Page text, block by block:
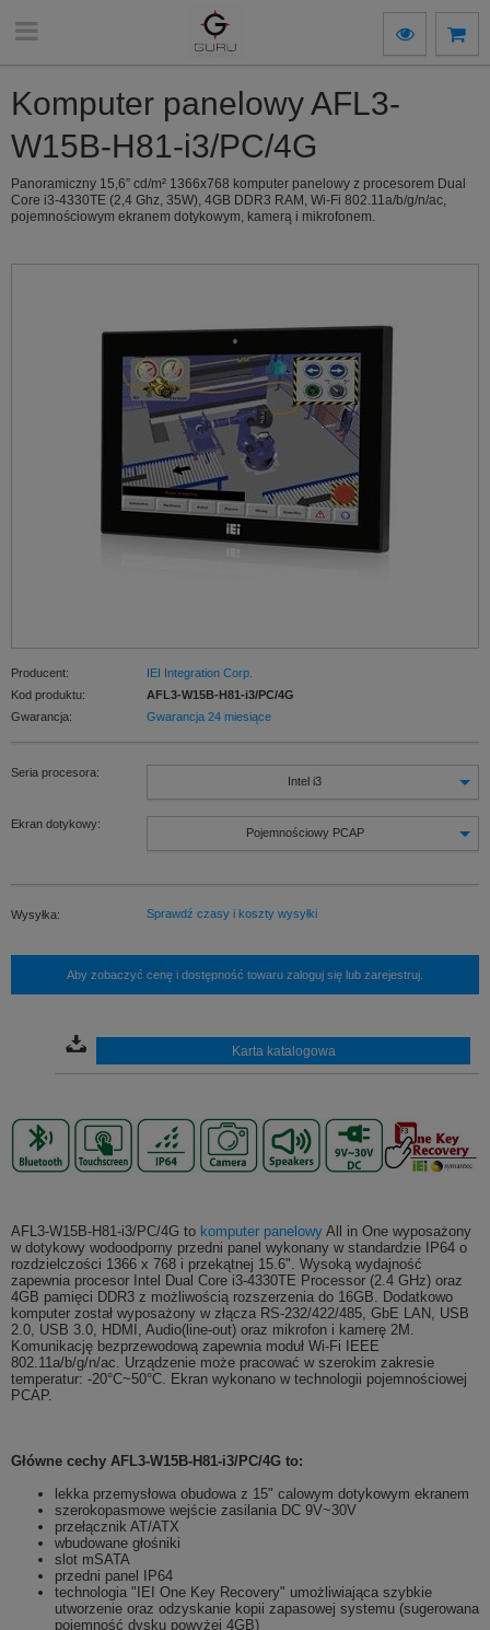
Komputer panelowy AFL3-
W15B-H81-i3/PC/4G
Panoramiczny 15,6” cd/m² 1366x768 komputer panelowy z procesorem Dual
Core i3-4330TE (2,4 Ghz, 35W), 4GB DDR3 RAM, Wi-Fi 802.11a/b/g/n/ac,
pojemnościowym ekranem dotykowym, kamerą i mikrofonem.
Producent:
IEI Integration Corp.
Kod produktu:
AFL3-W15B-H81-i3/PC/4G
Gwarancja:
Gwarancja 24 miesiące
Seria procesora:
Intel i3
Ekran dotykowy:
Pojemnościowy PCAP
Wysyłka: Sprawdź czasy i koszty wysyłki
Aby zobaczyć cenę i dostępność towaru zaloguj się lub zarejestruj.
Karta katalogowa
AFL3-W15B-H81-i3/PC/4G to komputer panelowy All in One wyposażony
w dotykowy wodoodporny przedni panel wykonany w standardzie IP64 o
rozdzielczości 1366 x 768 i przekątnej 15.6". Wysoką wydajność
zapewnia procesor Intel Dual Core i3-4330TE Processor (2.4 GHz) oraz
4GB pamięci DDR3 z możliwością rozszerzenia do 16GB. Dodatkowo
komputer został wyposażony w złącza RS-232/422/485, GbE LAN, USB
2.0, USB 3.0, HDMI, Audio(line-out) oraz mikrofon i kamerę 2M.
Komunikację bezprzewodową zapewnia moduł Wi-Fi IEEE
802.11a/b/g/n/ac. Urządzenie może pracować w szerokim zakresie
temperatur: -20°C~50°C. Ekran wykonano w technologii pojemnościowej
PCAP.
Główne cechy AFL3-W15B-H81-i3/PC/4G to:
lekka przemysłowa obudowa z 15" calowym dotykowym ekranem
szerokopasmowe wejście zasilania DC 9V~30V
przełącznik AT/ATX
wbudowane głośniki
slot mSATA
przedni panel IP64
technologia "IEI One Key Recovery" umożliwiająca szybkie
utworzenie oraz odzyskanie kopii zapasowej systemu (sugerowana
pojemność dysku powyżej 4GB)